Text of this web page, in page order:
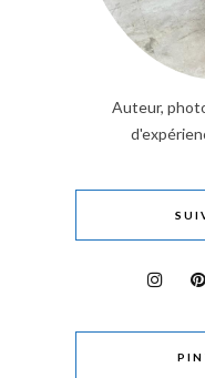
Auteur,